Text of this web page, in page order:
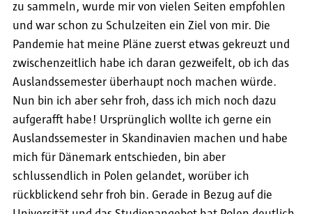
zu sammeln, wurde mir von vielen Seiten empfohlen
und war schon zu Schulzeiten ein Ziel von mir. Die
Pandemie hat meine Pläne zuerst etwas gekreuzt und
zwischenzeitlich habe ich daran gezweifelt, ob ich das
Auslandssemester überhaupt noch machen würde.
Nun bin ich aber sehr froh, dass ich mich noch dazu
aufgerafft habe! Ursprünglich wollte ich gerne ein
Auslandssemester in Skandinavien machen und habe
mich für Dänemark entschieden, bin aber
schlussendlich in Polen gelandet, worüber ich
rückblickend sehr froh bin. Gerade in Bezug auf die